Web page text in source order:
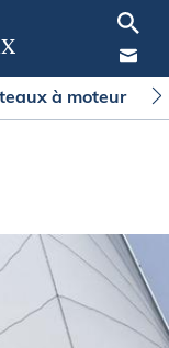
à moteur